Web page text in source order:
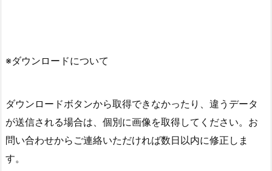
※ダウンロードについて
ダウンロードボタンから取得できなかったり、違うデータ
が送信される場合は、個別に画像を取得してください。お
問い合わせからご連絡いただければ数日以内に修正しま
す。